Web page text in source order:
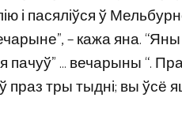
і пасяліўся ў
– кажа яна.
пачуў” … вечарыны “.
праз тры тыдні; вы